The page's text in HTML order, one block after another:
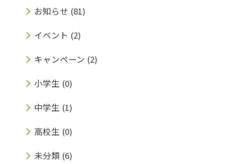
お知らせ (81)
イベント (2)
キャンペーン (2)
小学生 (0)
中学生 (1)
高校生 (0)
未分類 (6)